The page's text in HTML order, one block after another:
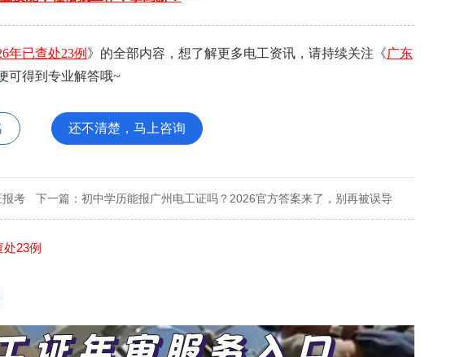
年已查处23例 》的全部内容，想了解更多电工资讯，请持续关注《广东
可得到专业解答哦~
还不清楚，马上咨询
报考 下一篇： 初中学历能报广州电工证吗？2026官方答案来了，别再被误导
处23例